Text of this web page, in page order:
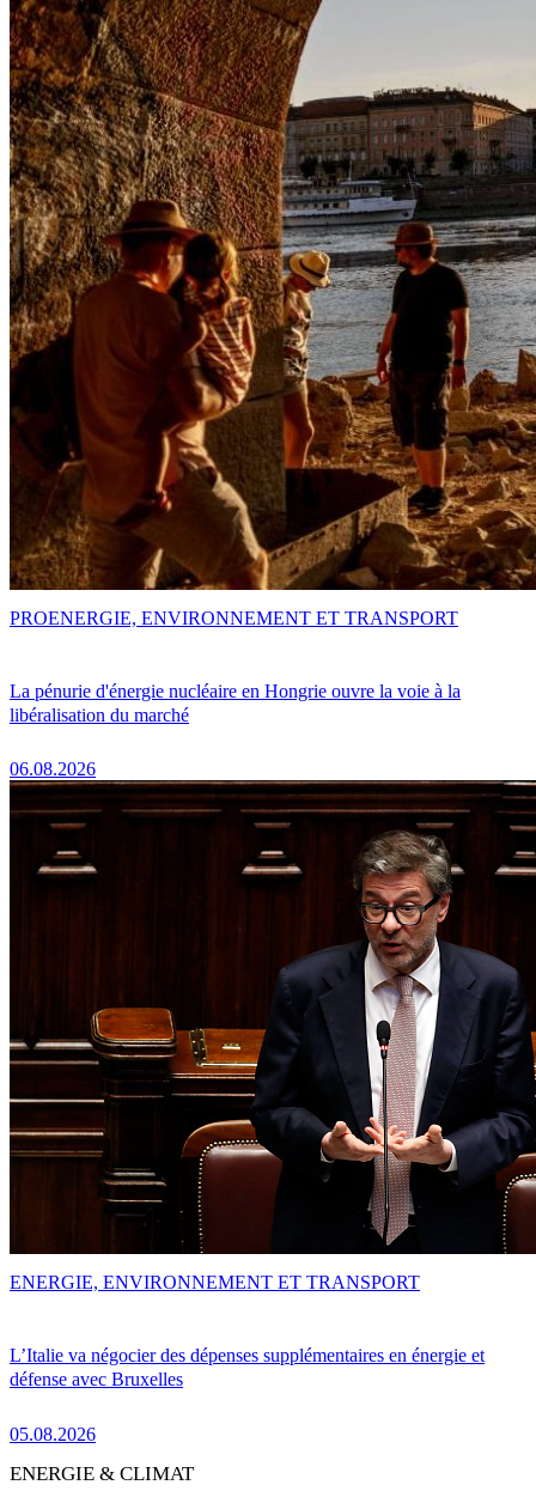
La pénurie d'énergie nucléaire en Hongrie ouvre la voie à la
libéralisation du marché
06.08.2026
PROENERGIE, ENVIRONNEMENT ET TRANSPORT
L’Italie va négocier des dépenses supplémentaires en énergie et
défense avec Bruxelles
05.08.2026
ENERGIE, ENVIRONNEMENT ET TRANSPORT
ENERGIE & CLIMAT